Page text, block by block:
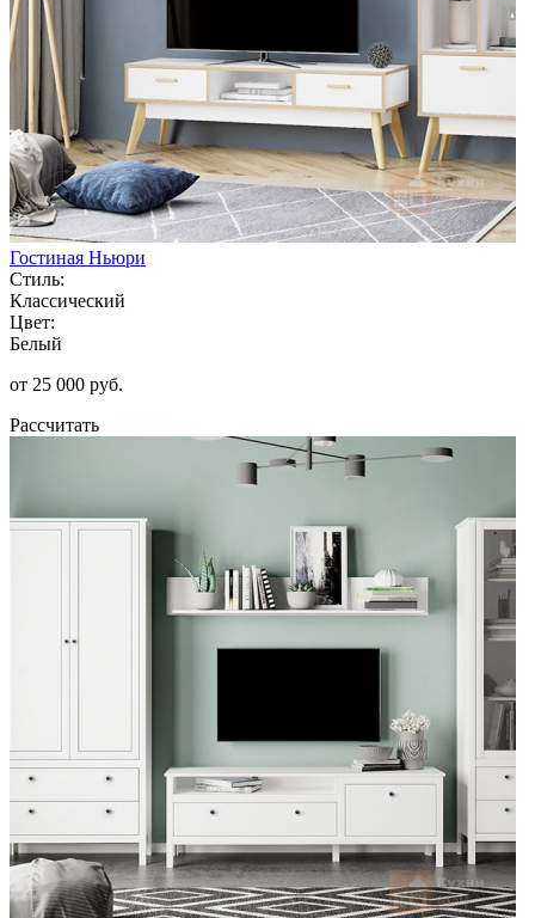
Гостиная Ньюри
Стиль:
Классический
Цвет:
Белый
от 25 000 руб.
Рассчитать